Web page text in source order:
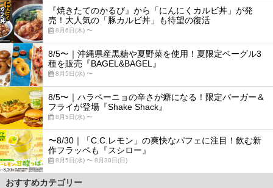
『焼きたてのかるび』から「にんにくカルビ丼」が発
売！大人気の「豚カルビ丼」も待望の復活
8月6日(木) 〜
8/5〜｜沖縄県産黒糖や夏野菜を使用！夏限定ベーグル3
種を販売『BAGEL&BAGEL』
8月5日(水) 〜
8/5〜｜ハラペーニョの辛さが癖になる！限定バーガー＆
フライが登場『Shake Shack』
8月5日(水) 〜
〜8/30｜「C.C.レモン」の爽快なパフェに注目！飲む新
作フラッペも『スシロー』
8月5日(水) 〜 8月30日(日)
おすすめカテゴリー